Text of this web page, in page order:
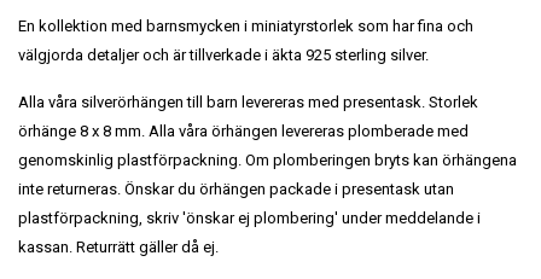
En kollektion med barnsmycken i miniatyrstorlek som har fina och
välgjorda detaljer och är tillverkade i äkta 925 sterling silver.
Alla våra silverörhängen till barn levereras med presentask. Storlek
örhänge 8 x 8 mm. Alla våra örhängen levereras plomberade med
genomskinlig plastförpackning. Om plomberingen bryts kan örhängena
inte returneras. Önskar du örhängen packade i presentask utan
plastförpackning, skriv 'önskar ej plombering' under meddelande i
kassan. Returrätt gäller då ej.